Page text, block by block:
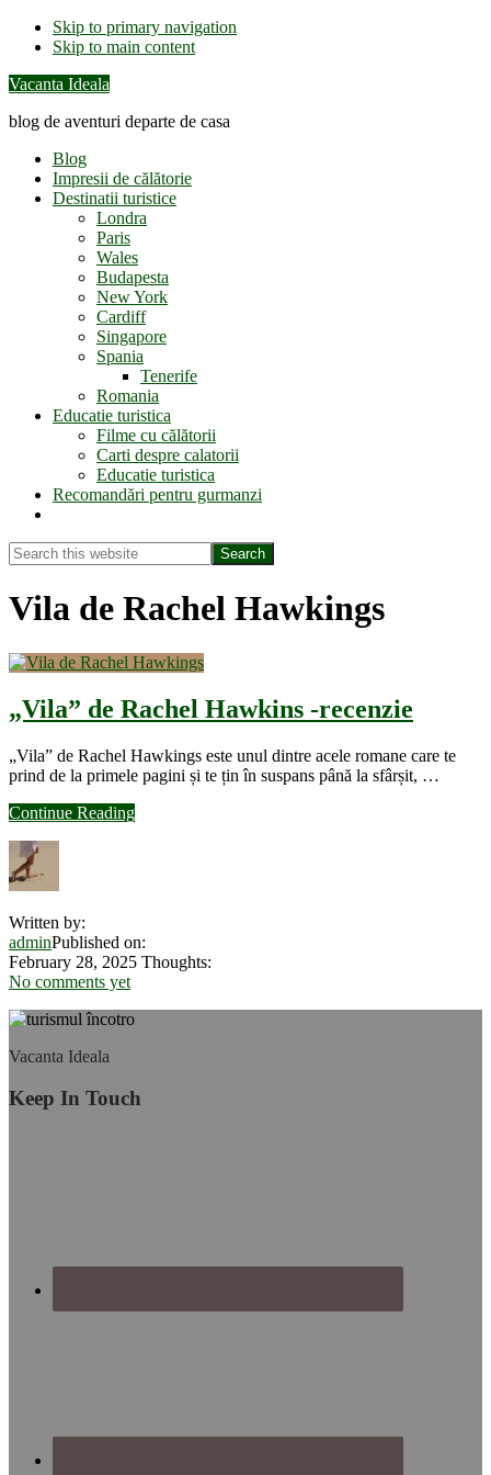
Skip to primary navigation
Skip to main content
Vacanta Ideala
blog de aventuri departe de casa
Blog
Impresii de călătorie
Destinatii turistice
Londra
Paris
Wales
Budapesta
New York
Cardiff
Singapore
Spania
Tenerife
Romania
Educatie turistica
Filme cu călătorii
Carti despre calatorii
Educatie turistica
Recomandări pentru gurmanzi
Search
this
Search
Vila de Rachel Hawkings
„Vila” de Rachel Hawkins -recenzie
„Vila” de Rachel Hawkings este unul dintre acele romane care te
prind de la primele pagini și te țin în suspans până la sfârșit, …
Continue Readingabout
Written by:
adminPublished on:
February 28, 2025 Thoughts:
No comments yet
Vacanta Ideala
Keep In Touch